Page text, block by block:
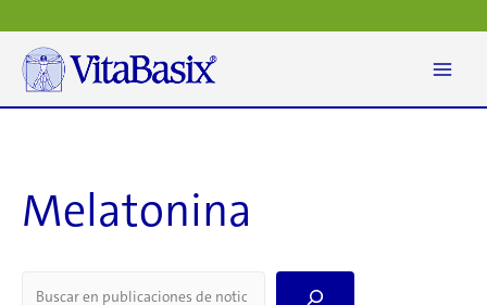
al
contenido
Melatonina